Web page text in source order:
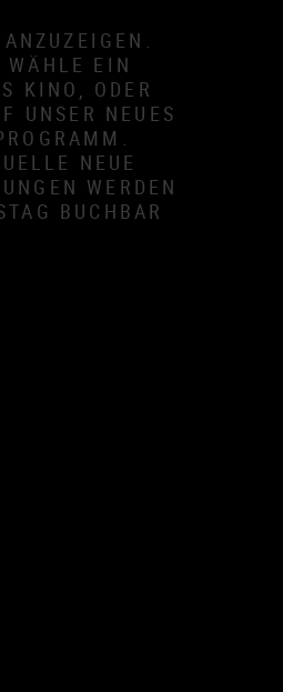
WÄHLE EIN
KINO, ODER
UNSER NEUES
NEUE
WERDEN
BUCHBAR